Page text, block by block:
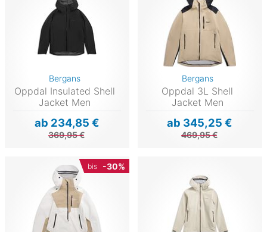
Bergans
Oppdal Insulated Shell
Jacket Men
ab 234,85 €
369,95 €
Bergans
Oppdal 3L Shell
Jacket Men
ab 345,25 €
469,95 €
bis -30%